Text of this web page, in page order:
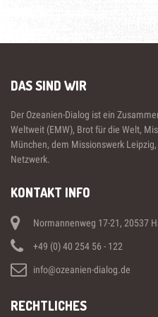
DAS SIND WIR
Der Ozeanien-Dialog ist ein
Weltweit (EMW), Brot für die Welt,
München, dem Missionswerk
Netzwerk.
KONTAKT INFO
Normannenweg 17-21, 20537
+49 (0) 40 254 56 - 122
info@ozeanien-dialog.de
RECHTLICHES